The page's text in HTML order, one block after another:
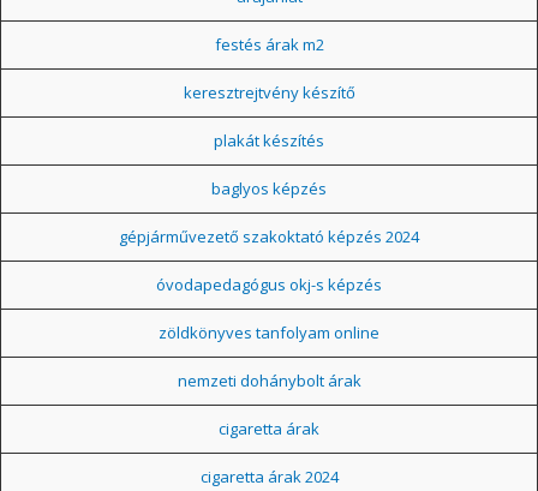
festés árak m2
keresztrejtvény készítő
plakát készítés
baglyos képzés
gépjárművezető szakoktató képzés 2024
óvodapedagógus okj-s képzés
zöldkönyves tanfolyam online
nemzeti dohánybolt árak
cigaretta árak
cigaretta árak 2024